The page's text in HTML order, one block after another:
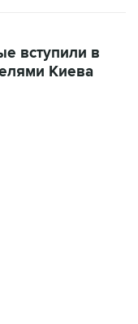
вступили в
Киева